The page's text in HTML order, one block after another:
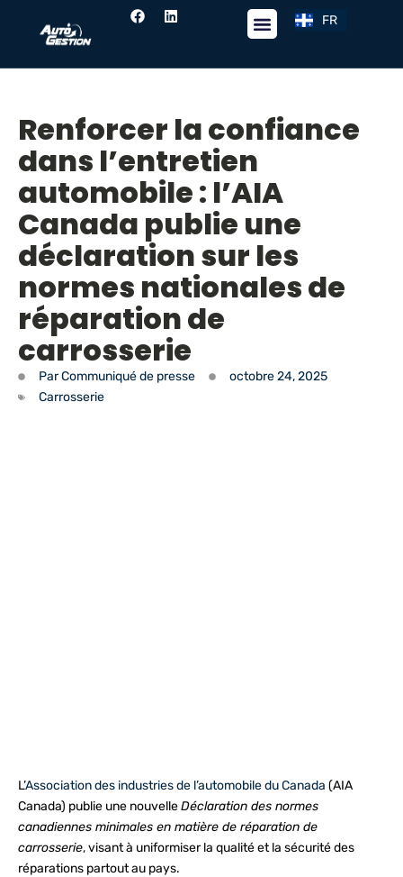
FR
EN
Renforcer la confiance
dans l’entretien
automobile : l’AIA
Canada publie une
déclaration sur les
normes nationales de
réparation de
carrosserie
ParCommuniqué de presse
octobre 24, 2025
Carrosserie
L’Association des industries de l’automobile du Canada (AIA
Canada) publie une nouvelleDéclaration des normes
canadiennes minimales en matière de réparation de
carrosserie, visant à uniformiser la qualité et la sécurité des
réparations partout au pays.